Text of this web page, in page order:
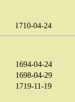
1710-04-24
1694-04-24
1698-04-29
1719-11-19